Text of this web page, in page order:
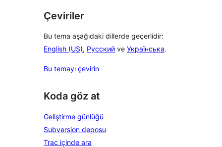
Çeviriler
Bu tema aşağıdaki dillerde geçerlidir:
English (US), Русский ve Українська.
Bu temayı çevirin
Koda göz at
Geliştirme günlüğü
Subversion deposu
Trac içinde ara